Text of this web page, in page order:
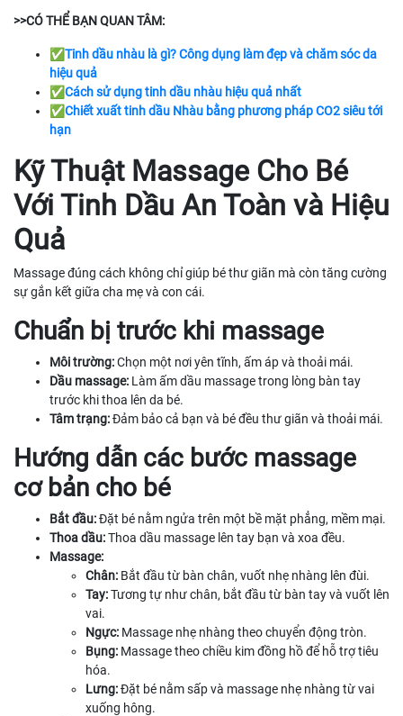
>>CÓ THỂ BẠN QUAN TÂM:
✅Tinh dầu nhàu là gì? Công dụng làm đẹp và chăm sóc da
hiệu quả
✅Cách sử dụng tinh dầu nhàu hiệu quả nhất
✅Chiết xuất tinh dầu Nhàu bằng phương pháp CO2 siêu tới
hạn
Kỹ Thuật Massage Cho Bé
Với Tinh Dầu An Toàn và Hiệu
Quả
Massage đúng cách không chỉ giúp bé thư giãn mà còn tăng cường
sự gắn kết giữa cha mẹ và con cái.
Chuẩn bị trước khi massage
Môi trường:Chọn một nơi yên tĩnh, ấm áp và thoải mái.
Dầu massage: Làm ấm dầu massage trong lòng bàn tay
trước khi thoa lên da bé.
Tâm trạng:Đảm bảo cả bạn và bé đều thư giãn và thoải mái.
Hướng dẫn các bước massage
cơ bản cho bé
Bắt đầu:Đặt bé nằm ngửa trên một bề mặt phẳng, mềm mại.
Thoa dầu:Thoa dầu massage lên tay bạn và xoa đều.
Massage:
Chân: Bắt đầu từ bàn chân, vuốt nhẹ nhàng lên đùi.
Tay:Tương tự như chân, bắt đầu từ bàn tay và vuốt lên
vai.
Ngực: Massage nhẹ nhàng theo chuyển động tròn.
Bụng: Massage theo chiều kim đồng hồ để hỗ trợ tiêu
hóa.
Lưng:Đặt bé nằm sấp và massage nhẹ nhàng từ vai
xuống hông.